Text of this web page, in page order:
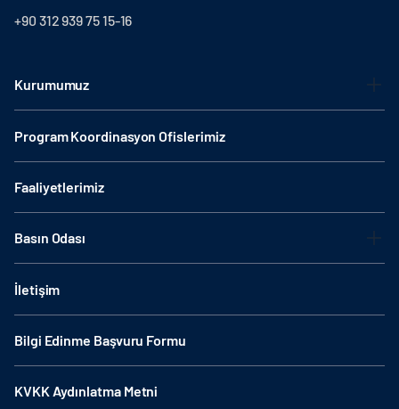
+90 312 939 75 15-16
Kurumumuz
Program Koordinasyon Ofislerimiz
Faaliyetlerimiz
Basın Odası
İletişim
Bilgi Edinme Başvuru Formu
KVKK Aydınlatma Metni